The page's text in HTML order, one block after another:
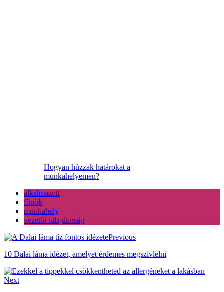
Hogyan húzzak határokat a
munkahelyemen?
alkalmazott
főnök
munkahely
vezetői tulajdonság
Previous
10 Dalai láma idézet, amelyet érdemes megszívlelni
Next